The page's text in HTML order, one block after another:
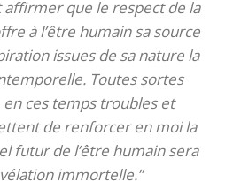
affirmer que le respect de la
à l’être humain sa source
issues de sa nature la
Toutes sortes
en ces temps troubles et
de renforcer en moi la
futur de l’être humain sera
immortelle.”